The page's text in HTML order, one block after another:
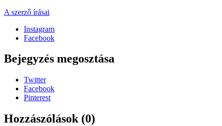
A szerző írásai
Instagram
Facebook
Bejegyzés megosztása
Twitter
Facebook
Pinterest
Hozzászólások (0)